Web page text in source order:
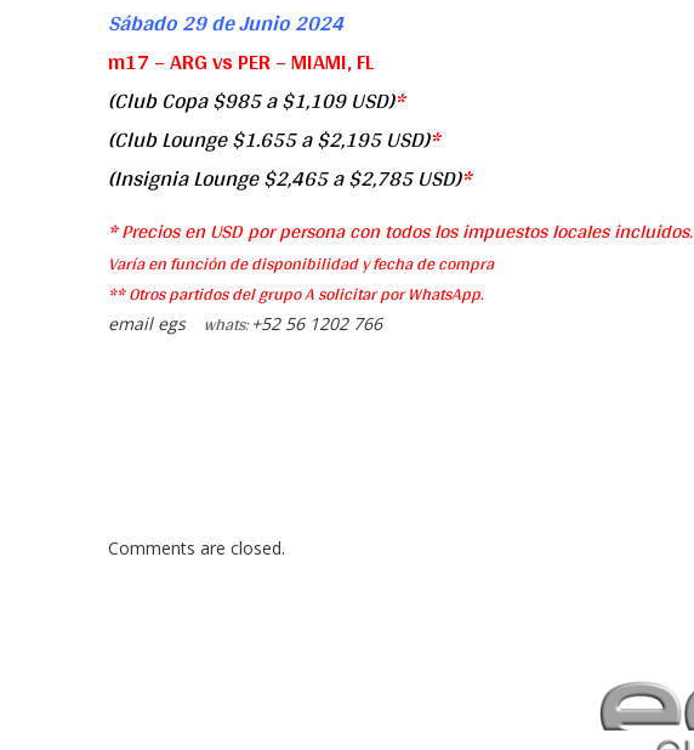
Sábado 29 de Junio 2024
m17 – ARG vs PER – MIAMI, FL
(Club Copa $985 a $1,109 USD)*
(Club Lounge $1.655 a $2,195 USD)*
(Insignia Lounge $2,465 a $2,785 USD)*
* Precios en USD por persona con todos los impuestos locales incluidos.
Varía en función de disponibilidad y fecha de compra
** Otros partidos delgrupoA solicitar por WhatsApp.
email egs whats:+52 56 1202 766
Comments are closed.